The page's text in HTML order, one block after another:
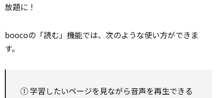
放題に！
boocoの「読む」 機能では、次のような使い方ができま
す。
① 学習したいページを見ながら音声を再生できる